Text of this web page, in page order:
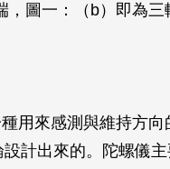
圖一：（b）即為三
用來感測與維持方
設計出來的。陀螺儀